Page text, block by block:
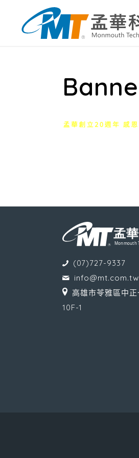
(07)727-9337
info@mt.com.tw
高雄市苓雅區中
10F-1